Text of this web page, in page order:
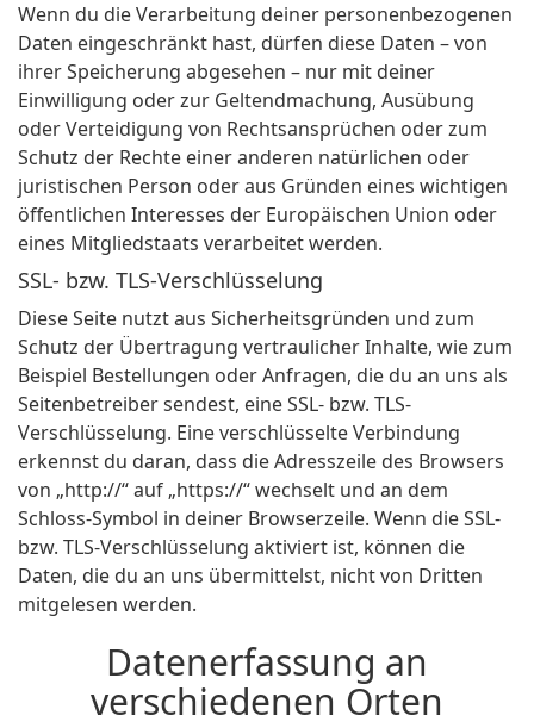
Wenn du die Verarbeitung deiner personenbezogenen
Daten eingeschränkt hast, dürfen diese Daten – von
ihrer Speicherung abgesehen – nur mit deiner
Einwilligung oder zur Geltendmachung, Ausübung
oder Verteidigung von Rechtsansprüchen oder zum
Schutz der Rechte einer anderen natürlichen oder
juristischen Person oder aus Gründen eines wichtigen
öffentlichen Interesses der Europäischen Union oder
eines Mitgliedstaats verarbeitet werden.
SSL- bzw. TLS-Verschlüsselung
Diese Seite nutzt aus Sicherheitsgründen und zum
Schutz der Übertragung vertraulicher Inhalte, wie zum
Beispiel Bestellungen oder Anfragen, die du an uns als
Seitenbetreiber sendest, eine SSL- bzw. TLS-
Verschlüsselung. Eine verschlüsselte Verbindung
erkennst du daran, dass die Adresszeile des Browsers
von „http://“ auf „https://“ wechselt und an dem
Schloss-Symbol in deiner Browserzeile. Wenn die SSL-
bzw. TLS-Verschlüsselung aktiviert ist, können die
Daten, die du an uns übermittelst, nicht von Dritten
mitgelesen werden.
Datenerfassung an
verschiedenen Orten